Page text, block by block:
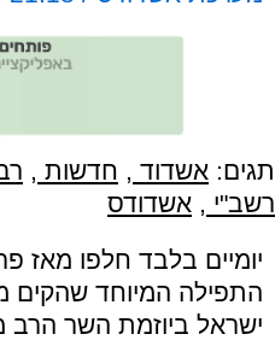
תגים: אשדוד , חדשות ,
רשב"י , אשדודס
יומיים בלבד חלפו מאז
התפילה המיוחד שהקים
ישראל ביוזמת השר הרב